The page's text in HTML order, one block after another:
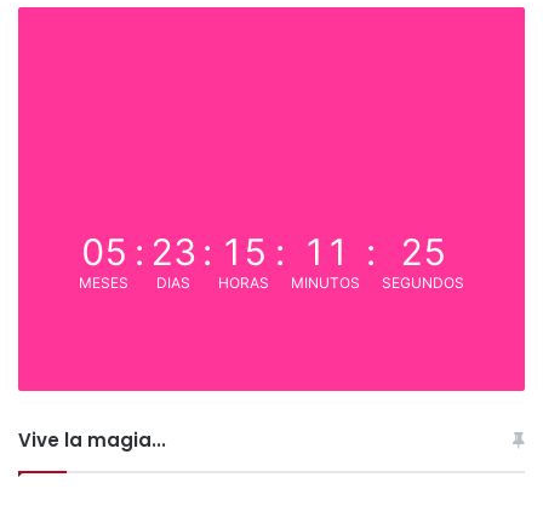
05
MESES
: 23
DIAS
: 15
HORAS
: 11
MINUTOS
: 25
SEGUNDOS
Vive la magia...